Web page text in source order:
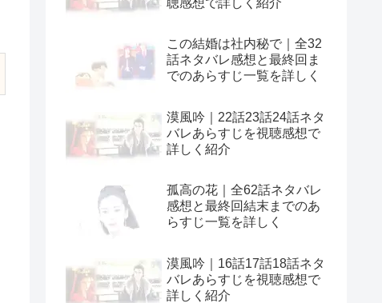
聴感想で詳しく紹介
この結婚は社内秘で｜全32
話ネタバレ感想と最終回ま
でのあらすじ一覧を詳しく
漠風吟｜22話23話24話ネタ
バレあらすじを視聴感想で
詳しく紹介
孤高の花｜全62話ネタバレ
感想と最終回結末までのあ
らすじ一覧を詳しく
漠風吟｜16話17話18話ネタ
バレあらすじを視聴感想で
詳しく紹介